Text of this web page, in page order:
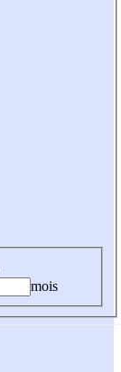
mois